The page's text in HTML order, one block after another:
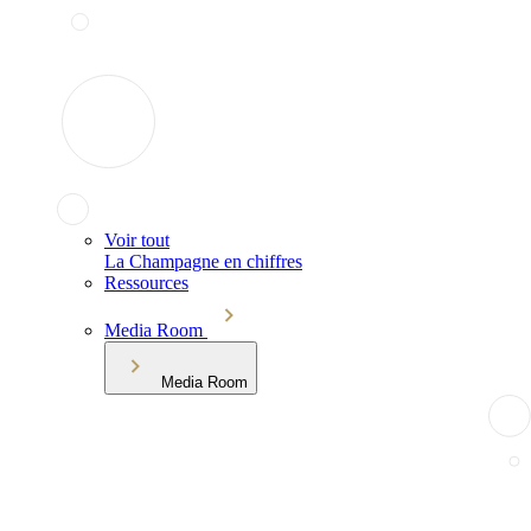
Voir tout
La Champagne en chiffres
Ressources
Media Room
Media Room